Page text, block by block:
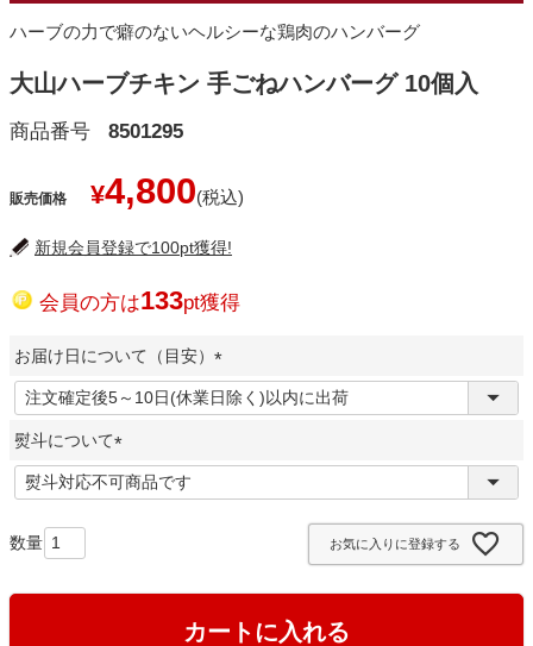
ハーブの力で癖のないヘルシーな鶏肉のハンバーグ
大山ハーブチキン 手ごねハンバーグ 10個入
商品番号 8501295
販売価格 ¥4,800
新規会員登録で100pt獲得!
会員の方は133pt獲得
お届け日について（目安）
(
必
)
熨斗について
(
必
お気に入りに登録する
カートに入れる